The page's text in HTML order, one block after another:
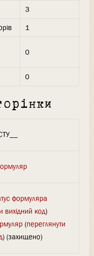
3
1
0
0
формуляра
вихідний код)
(переглянути
) (захищено)